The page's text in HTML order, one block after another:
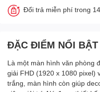
Đổi trả miễn phí trong
ĐẶC ĐIỂM NỔI BẬT
Là một màn hình văn phòng
giải FHD (1920 x 1080 pixel)
trắng, màn hình còn giúp